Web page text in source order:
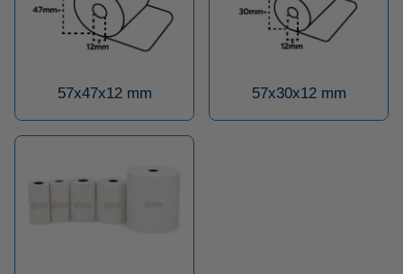
57x47x12 mm 57x30x12 mm